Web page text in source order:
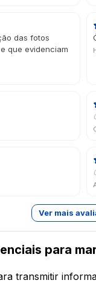
das fotos
que evidenciam
Ver mais
para
transmitir